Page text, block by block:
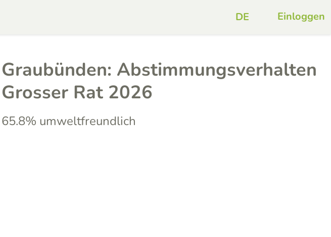
Einloggen
Graubünden: Abstimmungsverhalten
Grosser Rat 2026
65.8% umweltfreundlich